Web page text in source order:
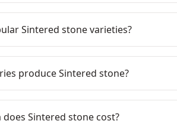
Sintered stone varieties?
produce Sintered stone?
does Sintered stone cost?